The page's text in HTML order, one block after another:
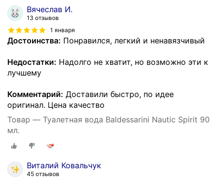
Вячеслав И.
13 отзывов
1 января
Достоинства: Понравился, легкий и ненавязчивый
Недостатки: Надолго не хватит, но возможно эти к
лучшему
Комментарий: Доставили быстро, по идее
оригинал. Цена качество
Товар — Туалетная вода Baldessarini Nautic Spirit 90
мл.
Виталий Ковальчук
45 отзывов